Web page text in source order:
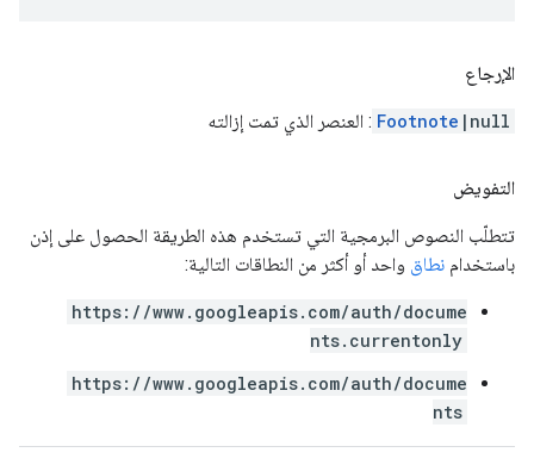
الإرجاع
Footnote |null : العنصر الذي تمت إزالته
التفويض
تتطلّب النصوص البرمجية التي تستخدم هذه الطريقة الحصول على إذن
باستخدام نطاق واحد أو أكثر من النطاقات التالية:
https://www.googleapis.com/auth/docume
nts.currentonly
https://www.googleapis.com/auth/docume
nts